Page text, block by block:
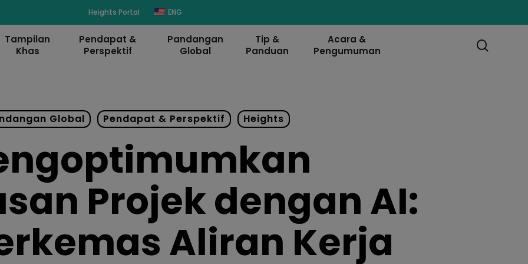
Heights Portal ENG
Tampilan
Khas
Pendapat &
Perspektif
Pandangan
Global
Tip &
Panduan
Acara &
Pengumuman
Global Pendapat & Perspektif Heights
Projek dengan AI:
Aliran Kerja